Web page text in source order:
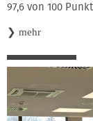
97,6 von 100
❯ mehr